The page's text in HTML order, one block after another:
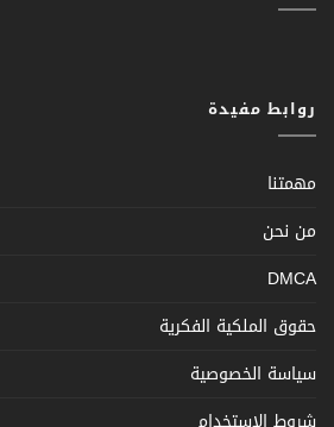
روابط مفيدة
مهمتنا
من نحن
DMCA
حقوق الملكية الفكرية
سياسة الخصوصية